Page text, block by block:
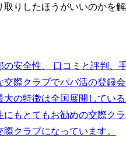
りしたほうがいいのかを解
安全性、 口コミと評判、
際クラブでパパ活の登録
の特徴は全国展開してい
もとてもお勧めの交際ク
クラブになっています。